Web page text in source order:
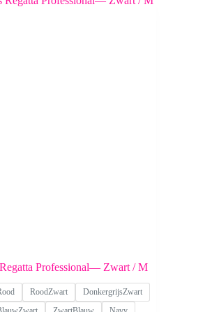
Professional— Zwart / M
RoodZwart
DonkergrijsZwart